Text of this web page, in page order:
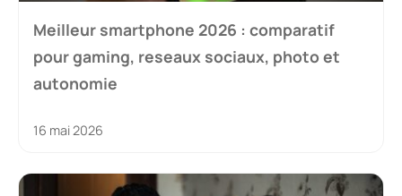
Meilleur smartphone 2026 : comparatif
pour gaming, reseaux sociaux, photo et
autonomie
16 mai 2026